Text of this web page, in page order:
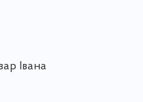
Івана